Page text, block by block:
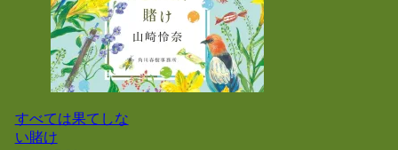
すべては果てしな
い賭け